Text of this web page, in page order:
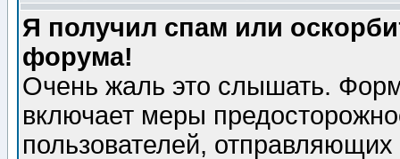
Я получил спам или
форума!
Очень жаль это слышать.
включает меры
пользователей,